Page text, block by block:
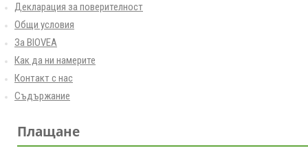
Декларация за поверителност
Общи условия
За BIOVEA
Как да ни намерите
Контакт с нас
Съдържание
Плащане